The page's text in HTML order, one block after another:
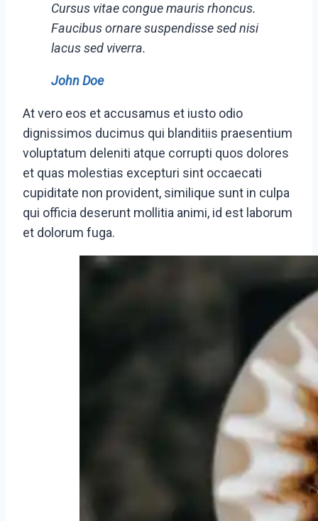
Cursus vitae congue mauris rhoncus.
Faucibus ornare suspendisse sed nisi
lacus sed viverra.
John Doe
At vero eos et accusamus et iusto odio
dignissimos ducimus qui blanditiis praesentium
voluptatum deleniti atque corrupti quos dolores
et quas molestias excepturi sint occaecati
cupiditate non provident, similique sunt in culpa
qui officia deserunt mollitia animi, id est laborum
et dolorum fuga.